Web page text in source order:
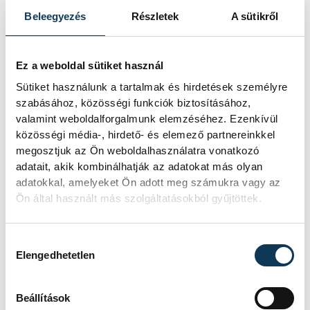
Beleegyezés Részletek A sütikről
Ez a weboldal sütiket használ
Sütiket használunk a tartalmak és hirdetések személyre
szabásához, közösségi funkciók biztosításához,
valamint weboldalforgalmunk elemzéséhez. Ezenkívül
közösségi média-, hirdető- és elemező partnereinkkel
megosztjuk az Ön weboldalhasználatra vonatkozó
adatait, akik kombinálhatják az adatokat más olyan
adatokkal, amelyeket Ön adott meg számukra vagy az
Ön által használt más szolgáltatásokból gyűjtöttek.
Elengedhetetlen
Beállítások
járult hozzá a sikerhez. A túloldalon
Johanna Reichert nyolcszor talált be,
A nők második számú európai
kupasorozatában továbbra is csak egy
klub, az 1995-ben és 1996-ban győztes
Debrecen tudta megvédeni címét.
Kapcsolódó cikk
Női kézilabda EL: az Esztergom öt